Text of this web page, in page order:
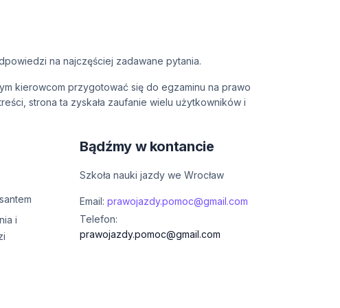
na najczęściej zadawane pytania.
kierowcom przygotować się do egzaminu na prawo
strona ta zyskała zaufanie wielu użytkowników i
i
Bądźmy w kontancie
Szkoła nauki jazdy we Wrocław
Email: prawojazdy.pomoc@gmail.com
Telefon:
prawojazdy.pomoc@gmail.com